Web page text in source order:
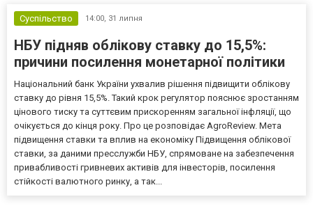
Суспільство 14:00, 31 липня
НБУ підняв облікову ставку до 15,5%:
причини посилення монетарної політики
Національний банк України ухвалив рішення підвищити облікову
ставку до рівня 15,5%. Такий крок регулятор пояснює зростанням
цінового тиску та суттєвим прискоренням загальної інфляції, що
очікується до кінця року. Про це розповідає AgroReview. Мета
підвищення ставки та вплив на економіку Підвищення облікової
ставки, за даними пресслужби НБУ, спрямоване на забезпечення
привабливості гривневих активів для інвесторів, посилення
стійкості валютного ринку, а так...